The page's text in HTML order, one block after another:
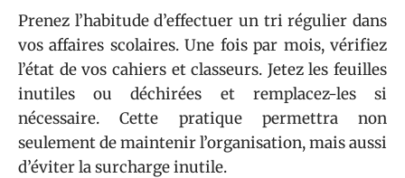
Prenez l’habitude d’effectuer un tri régulier dans
vos affaires scolaires. Une fois par mois, vérifiez
l’état de vos cahiers et classeurs. Jetez les feuilles
inutiles ou déchirées et remplacez-les si
nécessaire. Cette pratique permettra non
seulement de maintenir l’organisation, mais aussi
d’éviter la surcharge inutile.